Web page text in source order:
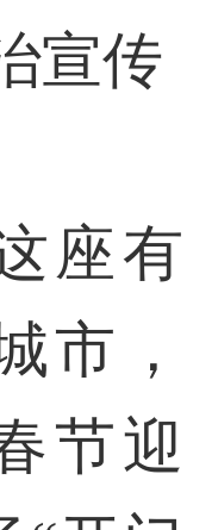
宣传
有
市，
节迎